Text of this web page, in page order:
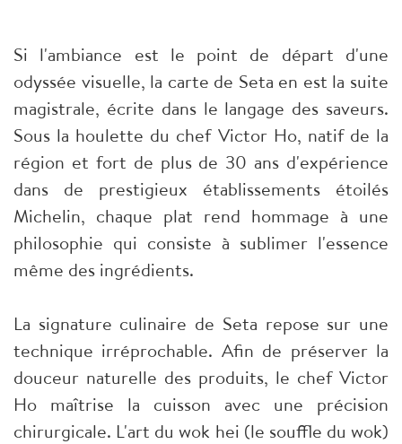
Si l'ambiance est le point de départ d'une
odyssée visuelle, la carte de Seta en est la suite
magistrale, écrite dans le langage des saveurs.
Sous la houlette du chef Victor Ho, natif de la
région et fort de plus de 30 ans d'expérience
dans de prestigieux établissements étoilés
Michelin, chaque plat rend hommage à une
philosophie qui consiste à sublimer l'essence
même des ingrédients.
La signature culinaire de Seta repose sur une
technique irréprochable. Afin de préserver la
douceur naturelle des produits, le chef Victor
Ho maîtrise la cuisson avec une précision
chirurgicale. L'art du wok hei (le souffle du wok)